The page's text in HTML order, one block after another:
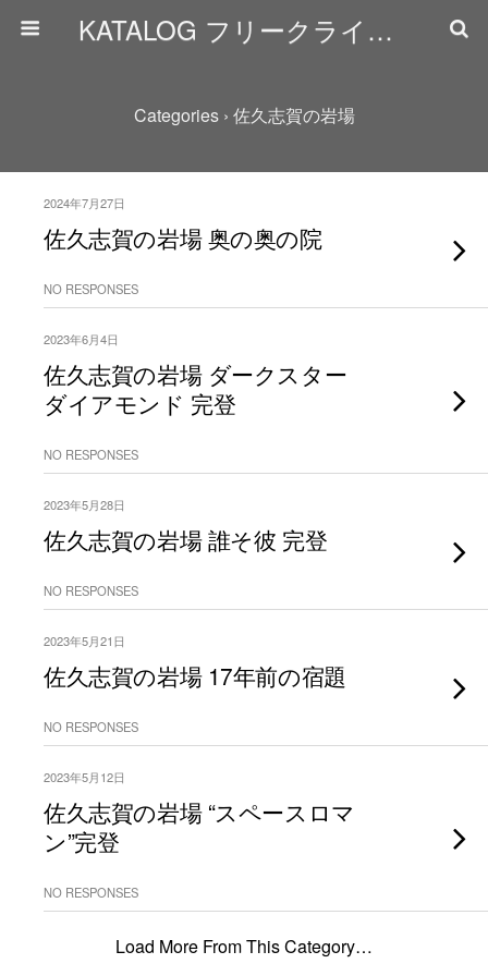
KATALOG フリークライミング日誌
Categories › 佐久志賀の岩場
2024年7月27日
佐久志賀の岩場 奥の奥の院
NO RESPONSES
2023年6月4日
佐久志賀の岩場 ダークスター
ダイアモンド 完登
NO RESPONSES
2023年5月28日
佐久志賀の岩場 誰そ彼 完登
NO RESPONSES
2023年5月21日
佐久志賀の岩場 17年前の宿題
NO RESPONSES
2023年5月12日
佐久志賀の岩場 “スペースロマ
ン”完登
NO RESPONSES
Load More From This Category…